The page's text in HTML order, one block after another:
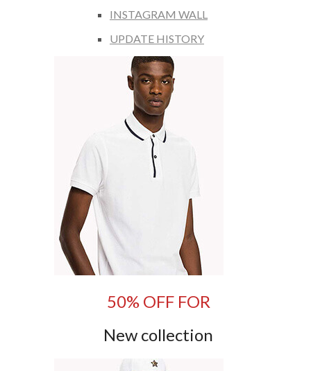
INSTAGRAM WALL
UPDATE HISTORY
50% OFF FOR
New collection